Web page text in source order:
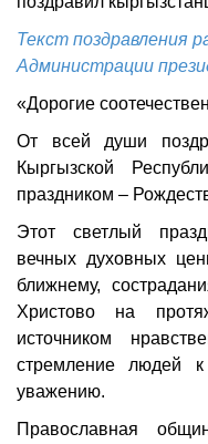
Текст поздравления
Администрации
«Дорогие
От всей души
Кыргызской
праздником –
Этот светлый
вечных духовных
ближнему,
Христово на
источником
стремление людей
уважению.
Православная